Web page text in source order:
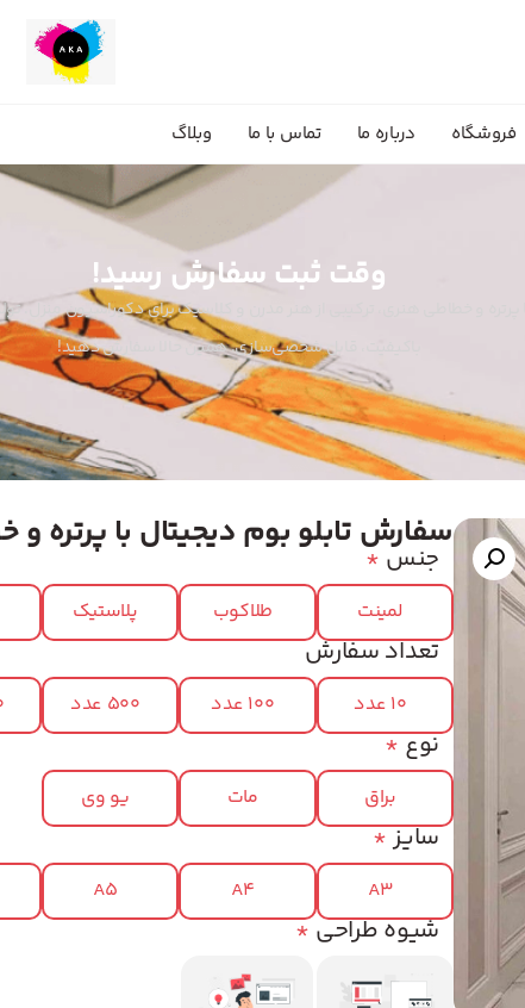
فروشگاه درباره ما تماس با ما وبلاگ
وقت ثبت سفارش رسید!
پرتره و خطاطی هنری، ترکیبی از هنر مدرن و کلاسیک برای دکوراسیون منزل.
باکیفیت، قابل شخصی‌سازی. همین حالا سفارش دهید!
سفارش تابلو بوم دیجیتال با پرتره
* جنس
لمینت طلاکوب پلاستیک
تعداد سفارش
10 عدد 100 عدد 500 عدد
*نوع
براق مات یو وی
*سایز
A3
A4
A5
*شیوه طراحی